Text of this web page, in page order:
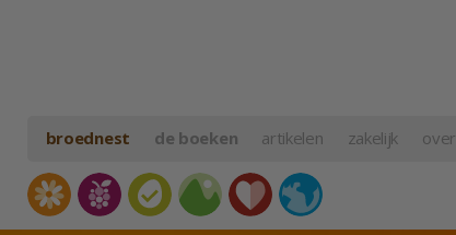
broednest de boeken artikelen zakelijk over